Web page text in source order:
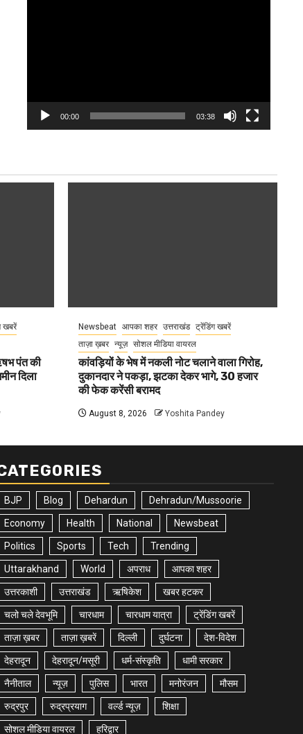
00:00 03:38
खबरें
पंत की
दिला
Newsbeat आपका शहर उत्तराखंड
ट्रेंडिंग खबरें
ताज़ा ख़बर
न्यूज़ सोशल मीडिया वायरल
कांवड़ियों के भेष में नकली नोट चलाने वाला गिरोह,
दुकानदार ने पकड़ा, झटका देकर भागे, 30 हजार
की फेक करेंसी बरामद
August 8, 2026 Yoshita Pandey
BJP Blog Dehardun Dehradun/Mussoorie
Economy Health National Newsbeat
Politics Sports Tech Trending
Uttarakhand World अपराध आपका शहर
उत्तरकाशी उत्तराखंड ऋषिकेश खबर हटकर
चलो चले देवभूमि चारधाम चारधाम यात्रा ट्रेंडिंग खबरें
ताज़ा ख़बर ताज़ा ख़बरें दिल्ली दुर्घटना देश-विदेश
देहरादून देहरादून/मसूरी धर्म-संस्कृति धामी सरकार
नैनीताल न्यूज़ पुलिस भारत मनोरंजन मौसम
रुद्रपुर रुद्रप्रयाग वर्ल्ड न्यूज़ शिक्षा
सोशल मीडिया वायरल हरिद्वार